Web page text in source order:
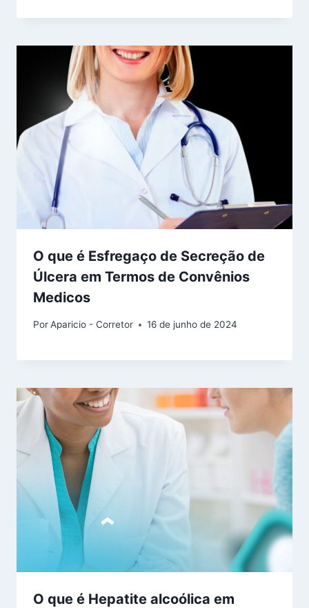
O que é Esfregaço de Secreção de
Úlcera em Termos de Convênios
Medicos
PorAparicio - Corretor 16 de junho de 2024
O que é Hepatite alcoólica em